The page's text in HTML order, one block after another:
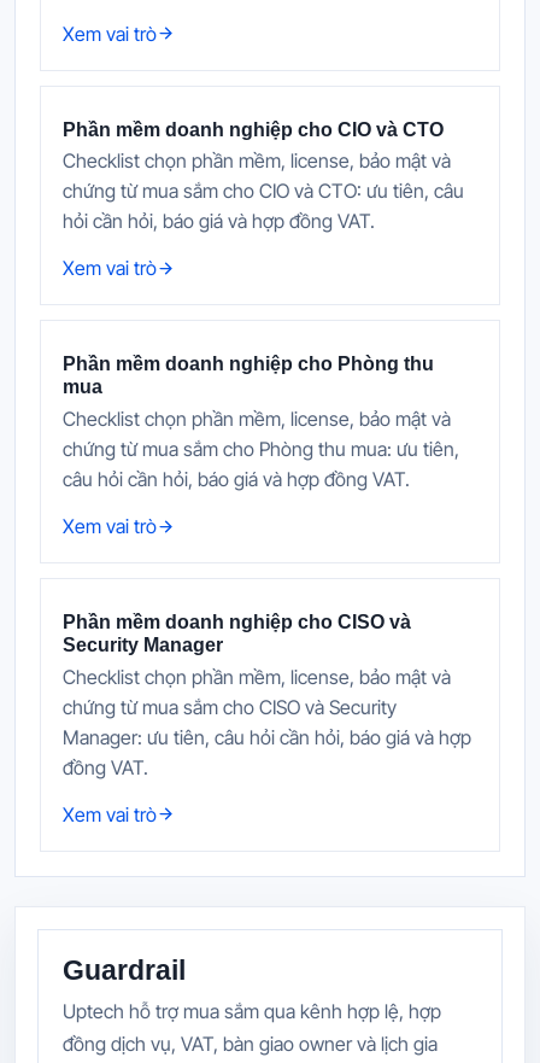
Xem vai trò
Phần mềm doanh nghiệp cho CIO và CTO
Checklist chọn phần mềm, license, bảo mật và
chứng từ mua sắm cho CIO và CTO: ưu tiên, câu
hỏi cần hỏi, báo giá và hợp đồng VAT.
Xem vai trò
Phần mềm doanh nghiệp cho Phòng thu
mua
Checklist chọn phần mềm, license, bảo mật và
chứng từ mua sắm cho Phòng thu mua: ưu tiên,
câu hỏi cần hỏi, báo giá và hợp đồng VAT.
Xem vai trò
Phần mềm doanh nghiệp cho CISO và
Security Manager
Checklist chọn phần mềm, license, bảo mật và
chứng từ mua sắm cho CISO và Security
Manager: ưu tiên, câu hỏi cần hỏi, báo giá và hợp
đồng VAT.
Xem vai trò
Guardrail
Uptech hỗ trợ mua sắm qua kênh hợp lệ, hợp
đồng dịch vụ, VAT, bàn giao owner và lịch gia